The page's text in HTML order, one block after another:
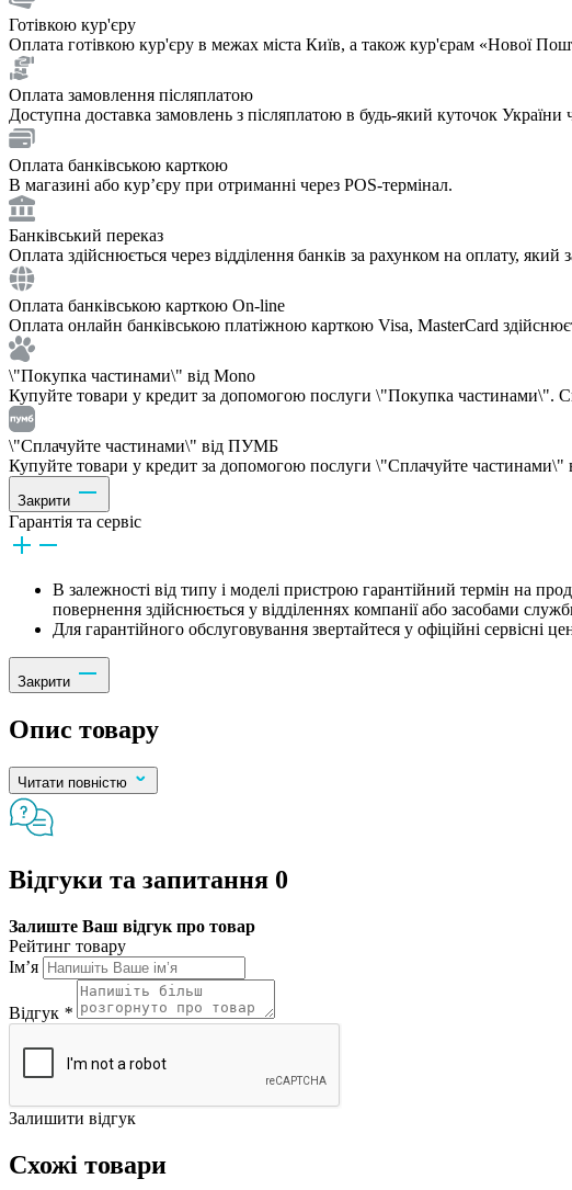
Готівкою кур'єру
Оплата готівкою кур'єру в межах міста Київ, а також кур'єрам «Нової
Оплата замовлення післяплатою
Доступна доставка замовлень з післяплатою в будь-який куточок
Оплата банківською карткою
В магазині або курʼєру при отриманні через POS-термінал.
Банківський переказ
Оплата здійснюється через відділення банків за рахунком на оплату,
Оплата банківською карткою On-line
Оплата онлайн банківською платіжною карткою Visa, MasterCard
\"Покупка частинами\" від Mono
Купуйте товари у кредит за допомогою послуги \"Покупка частинами\".
\"Сплачуйте частинами\" від ПУМБ
Купуйте товари у кредит за допомогою послуги \"Сплачуйте частинами\"
Закрити
Гарантія та сервіс
В залежності від типу і моделі пристрою гарантійний термін на
повернення здійснюється у відділеннях компанії або засобами
Для гарантійного обслуговування звертайтеся у офіційні сервісні
Закрити
Опис товару
Читати повністю
Відгуки та запитання 0
Залиште Ваш відгук про товар
Рейтинг товару
Ім’я
Відгук *
Залишити відгук
Схожі товари